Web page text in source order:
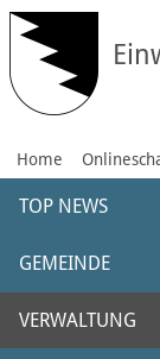
Home
TOP NEWS
GEMEINDE
VERWALTUNG